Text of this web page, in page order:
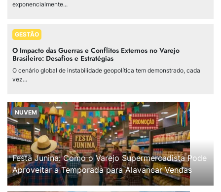
exponencialmente...
GESTÃO
O Impacto das Guerras e Conflitos Externos no Varejo
Brasileiro: Desafios e Estratégias
O cenário global de instabilidade geopolítica tem demonstrado, cada
vez...
NUVEM
Festa Junina: Como o Varejo Supermercadista Pode
Aproveitar a Temporada para Alavancar Vendas